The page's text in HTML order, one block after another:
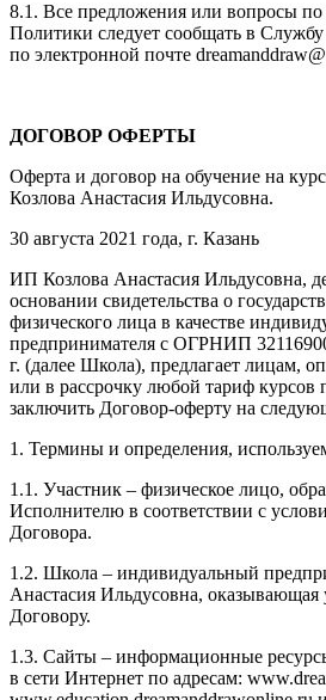
8.1. Все предложения или вопросы по
Политики следует сообщать в
по электронной почте
ДОГОВОР ОФЕРТЫ
Оферта и договор на обучение на
Козлова Анастасия Ильдусовна.
30 августа 2021 года, г. Казань
ИП Козлова Анастасия Ильдусовна,
основании свидетельства о
физического лица в качестве
предпринимателя с ОГРНИП
г. (далее Школа), предлагает лицам,
или в рассрочку любой тариф курсов
заключить Договор-оферту на
1. Термины и определения,
1.1. Участник – физическое лицо,
Исполнителю в соответствии с
Договора.
1.2. Школа – индивидуальный
Анастасия Ильдусовна, оказывающая
Договору.
1.3. Сайты – информационные
в сети Интернет по адресам: